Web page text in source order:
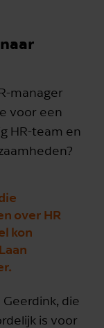
manager
voor een
HR-team en
over HR
kon
die
is voor